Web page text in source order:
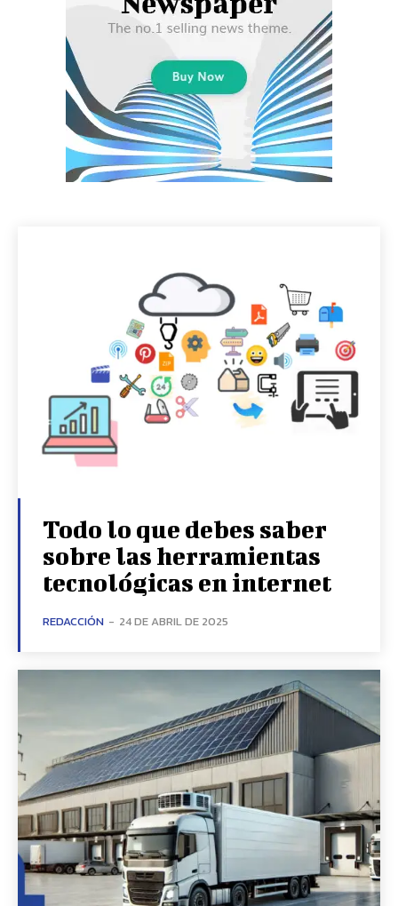
Todo lo que debes saber
sobre las herramientas
tecnológicas en internet
REDACCIÓN - 24 DE ABRIL DE 2025